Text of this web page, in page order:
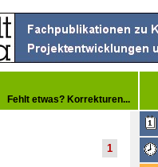
Fehlt etwas? Korrekturen...
1